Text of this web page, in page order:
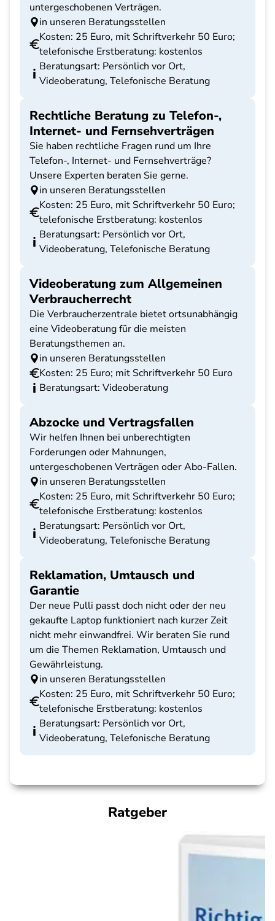
untergeschobenen Verträgen.
in unseren Beratungsstellen
Kosten: 25 Euro, mit Schriftverkehr 50 Euro;
telefonische Erstberatung: kostenlos
Beratungsart: Persönlich vor Ort,
Videoberatung, Telefonische Beratung
Rechtliche Beratung zu Telefon-,
Internet- und Fernsehverträgen
Sie haben rechtliche Fragen rund um Ihre
Telefon-, Internet- und Fernsehverträge?
Unsere Experten beraten Sie gerne.
in unseren Beratungsstellen
Kosten: 25 Euro, mit Schriftverkehr 50 Euro;
telefonische Erstberatung: kostenlos
Beratungsart: Persönlich vor Ort,
Videoberatung, Telefonische Beratung
Videoberatung zum Allgemeinen
Verbraucherrecht
Die Verbraucherzentrale bietet ortsunabhängig
eine Videoberatung für die meisten
Beratungsthemen an.
in unseren Beratungsstellen
Kosten: 25 Euro; mit Schriftverkehr 50 Euro
Beratungsart: Videoberatung
Abzocke und Vertragsfallen
Wir helfen Ihnen bei unberechtigten
Forderungen oder Mahnungen,
untergeschobenen Verträgen oder Abo-Fallen.
in unseren Beratungsstellen
Kosten: 25 Euro, mit Schriftverkehr 50 Euro;
telefonische Erstberatung: kostenlos
Beratungsart: Persönlich vor Ort,
Videoberatung, Telefonische Beratung
Reklamation, Umtausch und
Garantie
Der neue Pulli passt doch nicht oder der neu
gekaufte Laptop funktioniert nach kurzer Zeit
nicht mehr einwandfrei. Wir beraten Sie rund
um die Themen Reklamation, Umtausch und
Gewährleistung.
in unseren Beratungsstellen
Kosten: 25 Euro, mit Schriftverkehr 50 Euro;
telefonische Erstberatung: kostenlos
Beratungsart: Persönlich vor Ort,
Videoberatung, Telefonische Beratung
Ratgeber